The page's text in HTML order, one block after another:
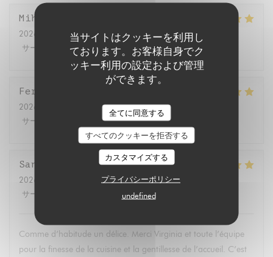
当サイトはクッキーを利用し
ております。お客様自身でク
ッキー利用の設定および管理
ができます。
全てに同意する
すべてのクッキーを拒否する
カスタマイズする
プライバシーポリシー
undefined
Mihoko
2026-07-17
- 19:00 - ゲスト 3
サービス
/5 雰囲気: 5 /5 メニュー: 5/5 品質-価格
Fernando
2026-07-11
- 12:30 - ゲスト 2
サービス
: 5/5 メニュー: 5/5 品質-価格
Sandrine
2026-07-11
- 14:30 - ゲスト 2
サービス
メニュー:
Comme d’habitude un délice. Merci Virginia et toute l’équipe
pour la finesse de la cuisine et la gentillesse de l’accueil. C’est